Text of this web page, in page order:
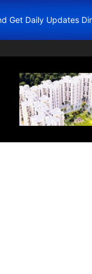
Get Daily Updates